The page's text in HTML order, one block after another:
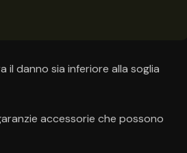
danno sia inferiore alla soglia
accessorie che possono